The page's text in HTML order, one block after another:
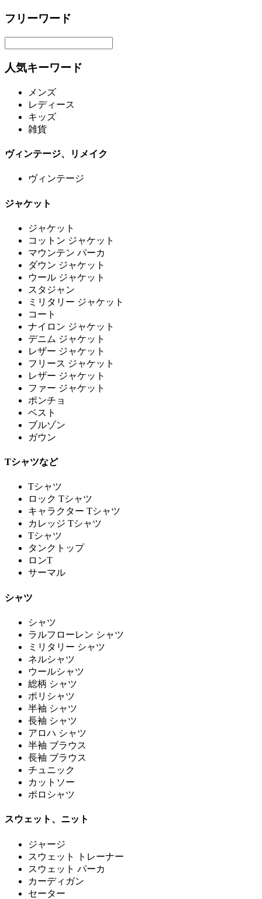
フリーワード
人気キーワード
メンズ
レディース
キッズ
雑貨
ヴィンテージ、リメイク
ヴィンテージ
ジャケット
ジャケット
コットン ジャケット
マウンテン パーカ
ダウン ジャケット
ウール ジャケット
スタジャン
ミリタリー ジャケット
コート
ナイロン ジャケット
デニム ジャケット
レザー ジャケット
フリース ジャケット
レザー ジャケット
ファー ジャケット
ポンチョ
ベスト
ブルゾン
ガウン
Tシャツなど
Tシャツ
ロック Tシャツ
キャラクター Tシャツ
カレッジ Tシャツ
Tシャツ
タンクトップ
ロンT
サーマル
シャツ
シャツ
ラルフローレン シャツ
ミリタリー シャツ
ネルシャツ
ウールシャツ
総柄 シャツ
ポリシャツ
半袖 シャツ
長袖 シャツ
アロハ シャツ
半袖 ブラウス
長袖 ブラウス
チュニック
カットソー
ポロシャツ
スウェット、ニット
ジャージ
スウェット トレーナー
スウェット パーカ
カーディガン
セーター